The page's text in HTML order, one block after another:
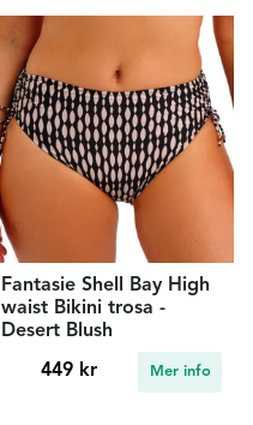
Fantasie Shell Bay High
waist Bikini trosa -
Desert Blush
449 kr Mer info